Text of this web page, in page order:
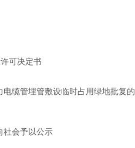
可决定书
缆管埋管敷设临时占用绿地批复的
社会予以公示